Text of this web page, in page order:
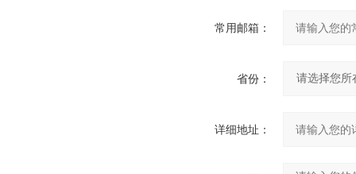
常用邮箱：
省份：
详细地址：